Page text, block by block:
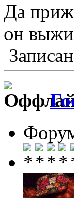
Да
он
Записан